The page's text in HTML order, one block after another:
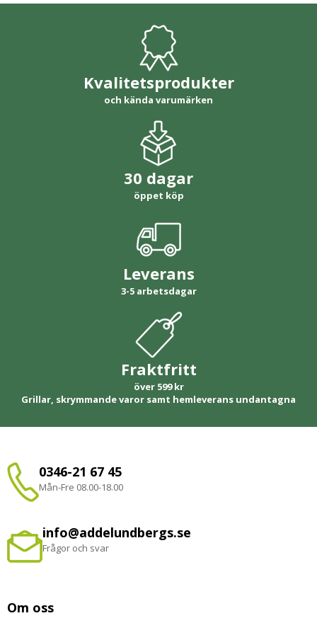
Kvalitetsprodukter
och kända varumärken
30 dagar
öppet köp
Leverans
3-5 arbetsdagar
Fraktfritt
över 599 kr
Grillar, skrymmande varor samt hemleverans undantagna
0346-21 67 45
Mån-Fre 08.00-18.00
info@addelundbergs.se
Frågor och svar
Om oss